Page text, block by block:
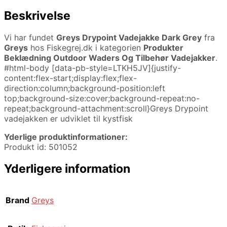
Beskrivelse
Vi har fundet Greys Drypoint Vadejakke Dark Grey fra
Greys hos Fiskegrej.dk i kategorien Produkter
Beklædning Outdoor Waders Og Tilbehør Vadejakker.
#html-body [data-pb-style=LTKH5JV]{justify-
content:flex-start;display:flex;flex-
direction:column;background-position:left
top;background-size:cover;background-repeat:no-
repeat;background-attachment:scroll}Greys Drypoint
vadejakken er udviklet til kystfisk
Yderlige produktinformationer:
Produkt id: 501052
Yderligere information
Brand Greys